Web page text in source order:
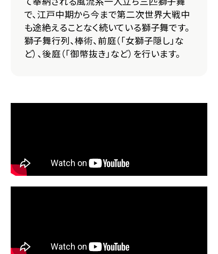
で、江戸中期から今まで第二次世界大戦中
も途絶えることなく続いている獅子舞です。
獅子舞行列、棒術、前庭（「女獅子隠し」な
ど）、後庭（「御幣抜き」など）を行います。